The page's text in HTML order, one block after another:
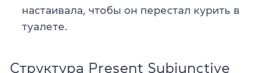
настаивала, чтобы он перестал курить в
туалете.
Структура Present Subjunctive